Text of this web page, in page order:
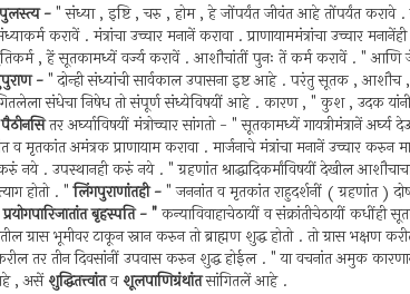
पुलस्त्य -" संध्या , इष्टि , चरु , होम , हे जोंपर्यंत जीवंत आहे तोंपर्यंत करावे
करावें . मंत्रांचा उच्चार मनानें करावा . प्राणायाममंत्रांचा उच्चार
, हें सूतकामध्यें वर्ज्य करावें . आशौचांतीं पुनः तें कर्म करावें . "
-" दोन्ही संध्यांची सार्वकाल उपासना इष्ट आहे . परंतु सूतक , आशौच ,
संधेचा निषेध तो संपूर्ण संध्येविषयीं आहे . कारण , " कुश , उदक
पैठीनसितर अर्घ्याविषयीं मंत्रोच्चार सांगतो - " सूतकामध्यें गायत्रीमंत्रानें
व मृतकांत अमंत्रक प्राणायाम करावा . मार्जनाचे मंत्रांचा मनानें उच्चार करुन
नये . उपस्थानही करुं नये . " ग्रहणांत श्राद्धादिकर्मांविषयीं देखील
होतो . "लिंगपुराणांतही -" जननांत व मृतकांत राहुदर्शनीं ( ग्रहणांत )
प्रयोगपारिजातांत बृहस्पति - "कन्याविवाहाचेठायीं व संक्रांतीचेठायीं कधींही
ग्रास भूमीवर टाकून स्नान करुन तो ब्राह्मण शुद्ध होतो . तो ग्रास भक्षण
तर तीन दिवसांनीं उपवास करुन शुद्ध होईल . " या वचनांत अमुक
, असेंशुद्धितत्त्वांतवशूलपाणिग्रंथांतसांगितलें आहे .